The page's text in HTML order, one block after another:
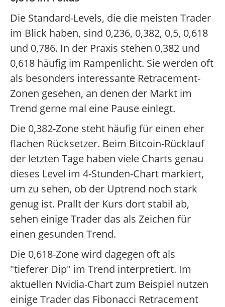
Die Standard-Levels, die die meisten Trader
im Blick haben, sind 0,236, 0,382, 0,5, 0,618
und 0,786. In der Praxis stehen 0,382 und
0,618 häufig im Rampenlicht. Sie werden oft
als besonders interessante Retracement-
Zonen gesehen, an denen der Markt im
Trend gerne mal eine Pause einlegt.
Die 0,382-Zone steht häufig für einen eher
flachen Rücksetzer. Beim Bitcoin-Rücklauf
der letzten Tage haben viele Charts genau
dieses Level im 4-Stunden-Chart markiert,
um zu sehen, ob der Uptrend noch stark
genug ist. Prallt der Kurs dort stabil ab,
sehen einige Trader das als Zeichen für
einen gesunden Trend.
Die 0,618-Zone wird dagegen oft als
"tieferer Dip" im Trend interpretiert. Im
aktuellen Nvidia-Chart zum Beispiel nutzen
einige Trader das Fibonacci Retracement